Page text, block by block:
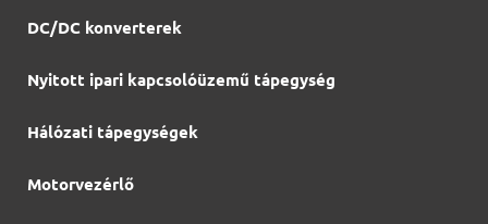
DC/DC konverterek
Nyitott ipari kapcsolóüzemű tápegység
Hálózati tápegységek
Motorvezérlő